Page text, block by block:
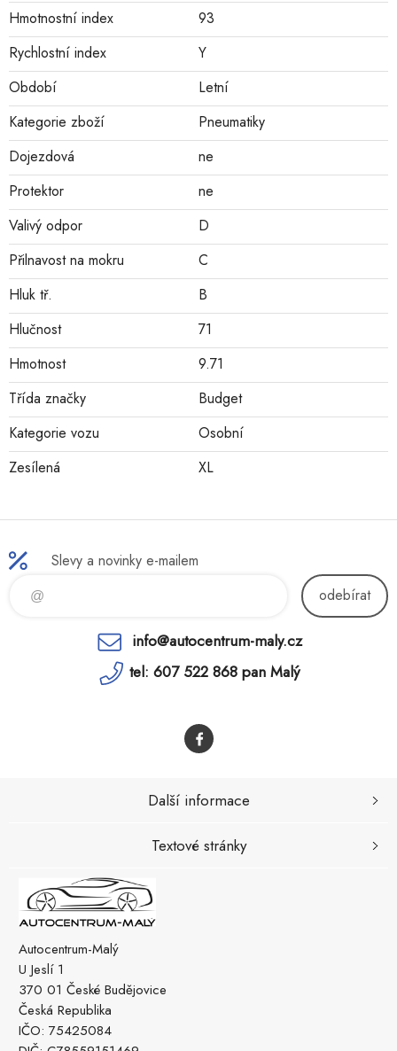
Hmotnostní index
93
Rychlostní index
Y
Období
Letní
Kategorie zboží
Pneumatiky
Dojezdová
ne
Protektor
ne
Valivý odpor
D
Přilnavost na mokru
C
Hluk tř.
B
Hlučnost
71
Hmotnost
9.71
Třída značky
Budget
Kategorie vozu
Osobní
Zesílená
XL
Slevy a novinky e-mailem
odebírat
info@autocentrum-maly.cz
tel: 607 522 868 pan Malý
Autocentrum-Malý
U Jeslí 1
370 01 České Budějovice
Česká Republika
IČO: 75425084
Další informace
Textové stránky